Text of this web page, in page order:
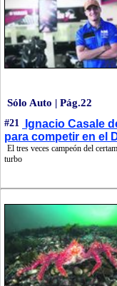
Sólo Auto | Pág.22
#21
Ignacio Casale
para competir en el
El tres veces campeón del
turbo